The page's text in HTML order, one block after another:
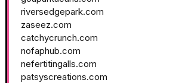
riversedgepark.com
zaseez.com
catchycrunch.com
nofaphub.com
nefertitingalls.com
patsyscreations.com